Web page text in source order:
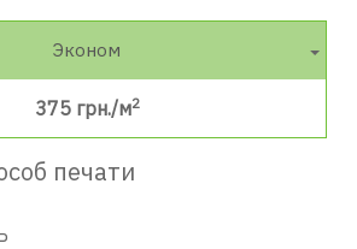
Эконом
375 грн./м2
печати